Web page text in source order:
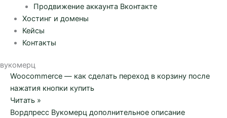
Продвижение аккаунта Вконтакте
Хостинг и домены
Кейсы
Контакты
вукомерц
Woocommerce — как сделать переход в корзину после
нажатия кнопки купить
Читать »
Вордпресс Вукомерц дополнительное описание